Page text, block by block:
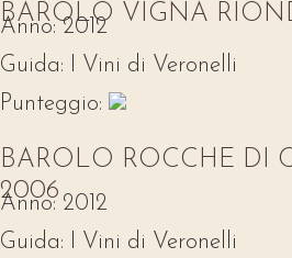
BAROLO VIGNA
Anno: 2012
Guida:
I Vini di Veronelli
Punteggio:
BAROLO ROCCHE DI
2006
Anno: 2012
Guida:
I Vini di Veronelli